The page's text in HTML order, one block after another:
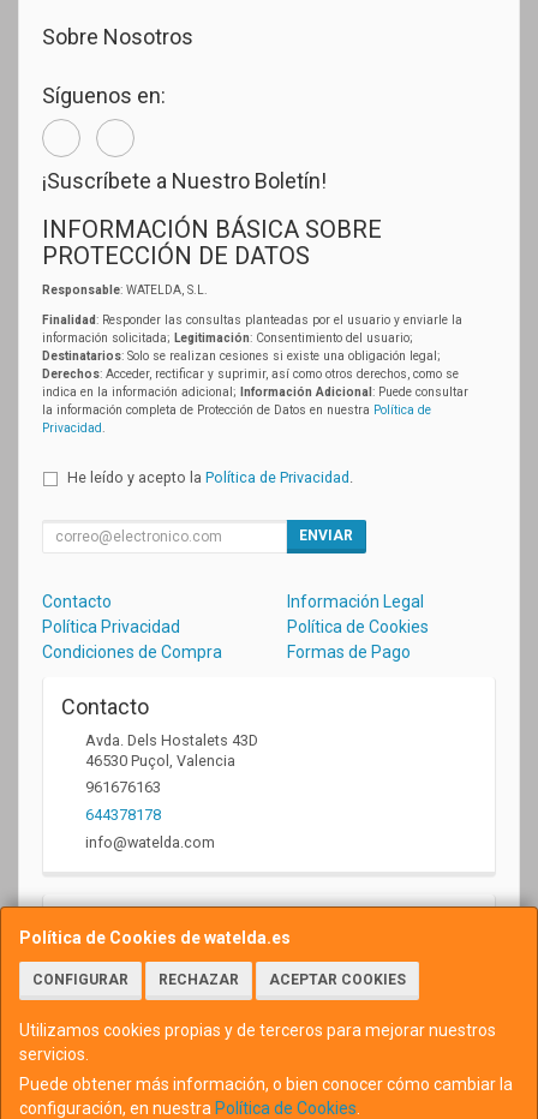
Política de Cookies de watelda.es
CONFIGURAR RECHAZAR ACEPTAR COOKIES
Utilizamos cookies propias y de terceros para mejorar nuestros
servicios.
Puede obtener más información, o bien conocer cómo cambiar la
configuración, en nuestra Política de Cookies
Sobre Nosotros
Síguenos en:
¡Suscríbete a Nuestro Boletín!
INFORMACIÓN BÁSICA SOBRE
PROTECCIÓN DE DATOS
Responsable: WATELDA, S.L.
Finalidad: Responder las consultas planteadas por el usuario y enviarle la
información solicitada; Legitimación: Consentimiento del usuario;
Destinatarios: Solo se realizan cesiones si existe una obligación legal;
Derechos: Acceder, rectificar y suprimir, así como otros derechos, como se
indica en la información adicional;
Información Adicional : Puede consultar
la información completa de Protección de Datos en nuestra Política de
Privacidad
He leído y acepto la Política de Privacidad .
ENVIAR
Contacto
Información Legal
Política Privacidad
Política de Cookies
Condiciones de Compra
Formas de Pago
Contacto
Avda. Dels Hostalets 43D
46530 Puçol , Valencia
961676163
644378178
info@watelda.com
10 a 13,30h y de 17,30 a 20,30h